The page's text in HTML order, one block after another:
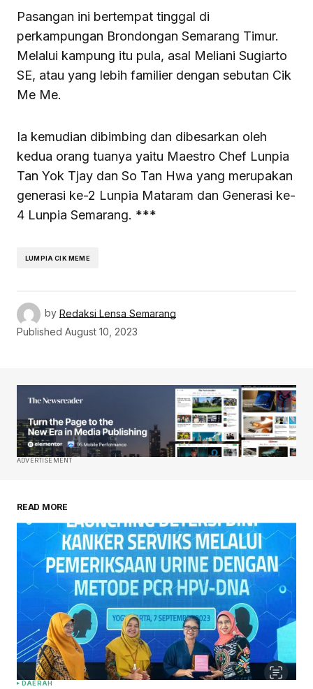
Pasangan ini bertempat tinggal di
perkampungan Brondongan Semarang Timur.
Melalui kampung itu pula, asal Meliani Sugiarto
SE, atau yang lebih familier dengan sebutan Cik
Me Me.
Ia kemudian dibimbing dan dibesarkan oleh
kedua orang tuanya yaitu Maestro Chef Lunpia
Tan Yok Tjay dan So Tan Hwa yang merupakan
generasi ke-2 Lunpia Mataram dan Generasi ke-
4 Lunpia Semarang. ***
LUMPIA CIK MEME
by Redaksi Lensa Semarang
Published August 10, 2023
ADVERTISEMENT
READ MORE
DAERAH